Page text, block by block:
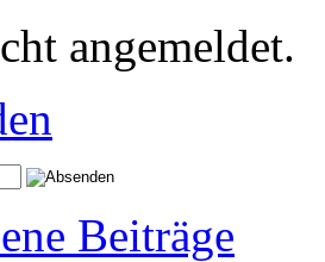
angemeldet.
Beiträge